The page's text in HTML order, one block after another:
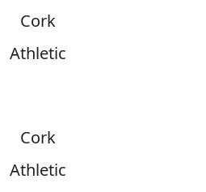
Cork
Athletic
Cork
Athletic